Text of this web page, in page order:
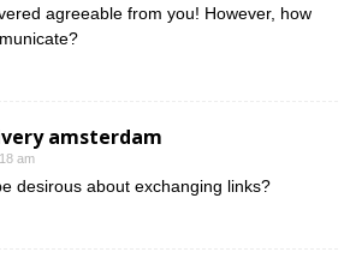
agreeable from you! However, how
amsterdam
am
desirous about exchanging links?